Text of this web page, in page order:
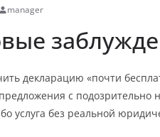
manager
декларацию «почти
с
услуга без реальной